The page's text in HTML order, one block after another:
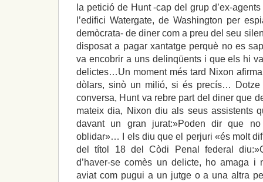
la petició de Hunt -cap del grup d’ex-
l’edifici Watergate, de Washington per
demòcrata- de diner com a preu del seu
disposat a pagar xantatge perquè no es
va encobrir a uns delinqüents i que els hi
delictes…Un moment més tard Nixon
dòlars, sinò un milió, si és precís… Dotze
conversa, Hunt va rebre part del diner que
mateix dia, Nixon diu als seus assistents
davant un gran jurat:»Poden dir que
oblidar»… I els diu que el perjuri «és molt
del títol 18 del Còdi Penal federal
d’haver-se comès un delicte, ho amaga i
aviat com pugui a un jutge o a una altra